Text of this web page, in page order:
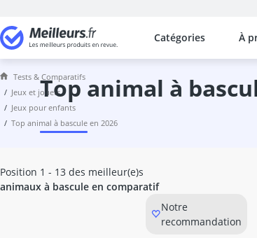
Catégories
Les comparaisons les
Jeux et Jouets
animal à bascule
animaux de la ferme
avion télécommandé
baby-foot enfant
babyborn
À
Tests & Comparatifs
jeux et jouets
jeux pour enfants
top animal à bascule en 2026
top animal à
Position 1 - 13 des meilleur(e)s
animaux à bascule en comparatif
Notre
recommandation